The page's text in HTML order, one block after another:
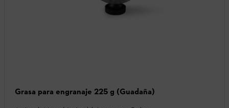
Grasa para engranaje 225 g (Guadaña)